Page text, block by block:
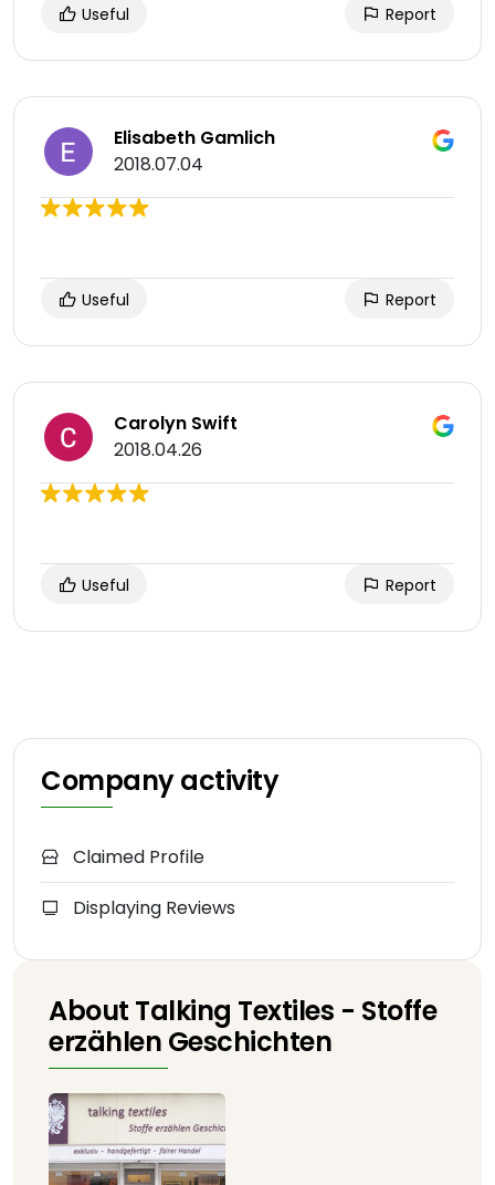
Useful Report
Elisabeth Gamlich
2018.07.04
Useful Report
Carolyn Swift
2018.04.26
Useful Report
Company activity
Claimed Profile
Displaying Reviews
About Talking Textiles - Stoffe
erzählen Geschichten